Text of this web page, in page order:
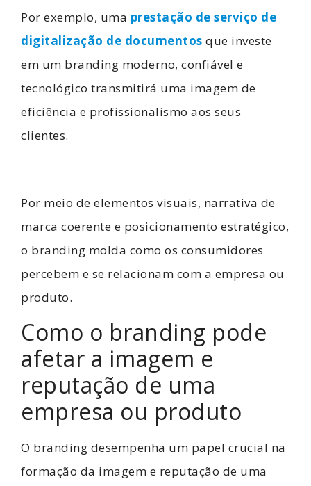
Por exemplo, uma prestação de serviço de
digitalização de documentos que investe
em um branding moderno, confiável e
tecnológico transmitirá uma imagem de
eficiência e profissionalismo aos seus
clientes.
Por meio de elementos visuais, narrativa de
marca coerente e posicionamento estratégico,
o branding molda como os consumidores
percebem e se relacionam com a empresa ou
produto.
Como o branding pode
afetar a imagem e
reputação de uma
empresa ou produto
O branding desempenha um papel crucial na
formação da imagem e reputação de uma